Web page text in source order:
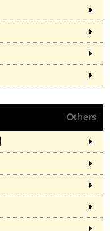
Others